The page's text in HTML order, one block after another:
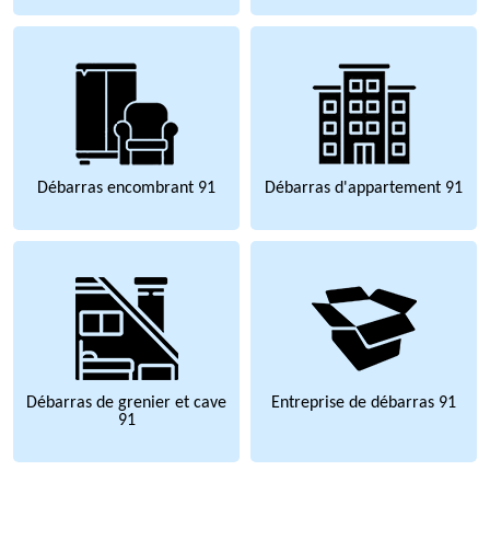
Débarras encombrant 91 Débarras d'appartement 91
Débarras de grenier et cave
91
Entreprise de débarras 91